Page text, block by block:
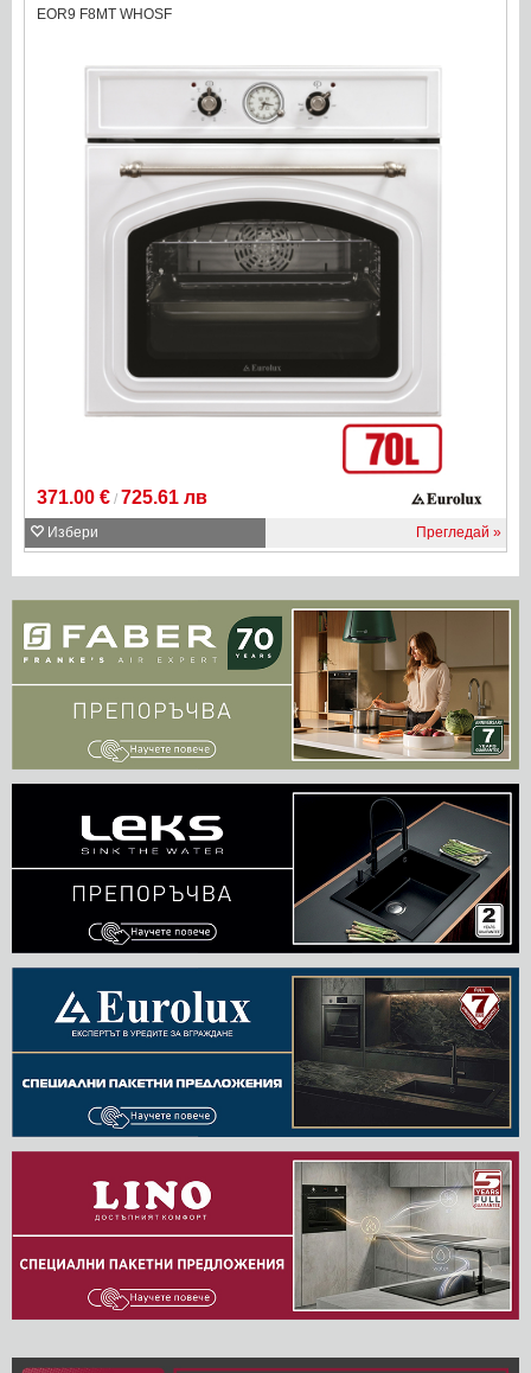
EOR9 F8MT WHOSF
371.00 € / 725.61 лв
Избери Прегледай